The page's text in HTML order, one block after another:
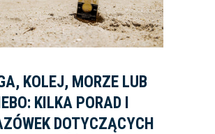
KOLEJ, MORZE LUB
KILKA PORAD I
DOTYCZĄCYCH